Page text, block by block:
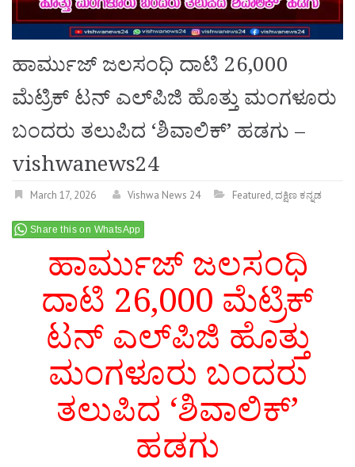
ಹಾರ್ಮುಜ್ ಜಲಸಂಧಿ ದಾಟಿ 26,000
ಮೆಟ್ರಿಕ್ ಟನ್ ಎಲ್‌ಪಿಜಿ ಹೊತ್ತು ಮಂಗಳೂರು
ಬಂದರು ತಲುಪಿದ ‘ಶಿವಾಲಿಕ್’ ಹಡಗು –
vishwanews24
March 17, 2026 Vishwa News 24 Featured,ದಕ್ಷಿಣ ಕನ್ನಡ
Share this on WhatsApp
ಹಾರ್ಮುಜ್ ಜಲಸಂಧಿ
ದಾಟಿ 26,000 ಮೆಟ್ರಿಕ್
ಟನ್ ಎಲ್‌ಪಿಜಿ ಹೊತ್ತು
ಮಂಗಳೂರು ಬಂದರು
ತಲುಪಿದ ‘ಶಿವಾಲಿಕ್’
ಹಡಗು